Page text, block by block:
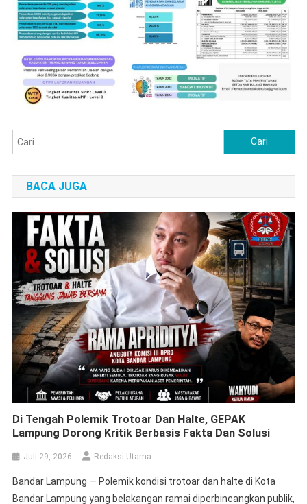
Di Tengah Polemik Trotoar Dan Halte, GEPAK
Lampung Dorong Kritik Berbasis Fakta Dan Solusi
Juli 29, 2026 Redaksi Utama
Bandar Lampung yang belakangan ramai diperbincangkan publik,
baik di media sosial maupun dalam pembahasan Komisi III DPRD
Gerakan Pembangunan Anti Korupsi (GEPAK) Lampung
mengingatkan agar setiap masukan disampaikan secara
objektif, berbasis data, serta memahami kewenangan masing-
masing […]
Gedung Kejaksaan Prioritas Siapa?
Juli 20, 2026 Redaksi Utama
Ketua Umum SMSI Kukuhkan Pokja
Newsroom Jaga Desa Di Lampung,
Perkuat Sinergi Kawal Tata Kelola
Pemerintahan Sampai Ke Desa
Mesuji Deden Cahyono Divonis Bebas
Juli 15, 2026 Redaksi Utama